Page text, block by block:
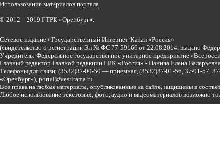
Использование материалов портала
© 2012—2019 ГТРК «Оренбург».
Сетевое издание «Государственный Интернет-Канал «Россия»
(свидетельство о регистрации Эл № ФС 77-59166 от 22.08.2014, выдано
Учредитель: Федеральное государственное унитарное предприятие
Главный редактор Главной редакции ГИК «Россия» - Панина Елена
Телефоны для связи: (3532)37-00-50 — приемная, (3532)37-01-56, 37-01-57,
«Оренбург»), portal@vestirama.ru.
Все права на любые материалы, опубликованные на сайте, защищены в
Любое использование текстовых, фото, аудио и видеоматериалов возможно